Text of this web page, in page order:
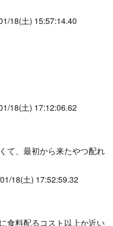
18(土) 15:57:14.40
18(土) 17:12:06.62
て、最初から来たやつ配れ
18(土) 17:52:59.32
食料配るコスト以上か近い